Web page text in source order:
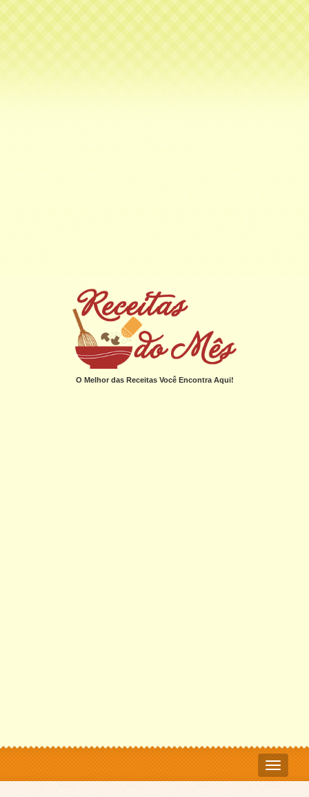
O Melhor das Receitas Você Encontra Aqui!